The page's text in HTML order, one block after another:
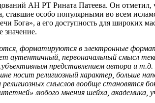
АН РТ Рината Патеева. Он
ставшие особо популярными во всем
Бога», а его доступность для широких
значение.
форматируются в электронные
аутентичный, первоначальный смысл
представлением автора и
носит религиозный характер, больше
смыслов вообще становятся
любого мнения шейха, академика,